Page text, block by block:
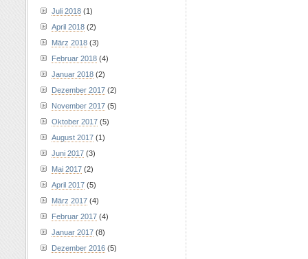
Juli 2018 (1)
April 2018 (2)
März 2018 (3)
Februar 2018 (4)
Januar 2018 (2)
Dezember 2017 (2)
November 2017 (5)
Oktober 2017 (5)
August 2017 (1)
Juni 2017 (3)
Mai 2017 (2)
April 2017 (5)
März 2017 (4)
Februar 2017 (4)
Januar 2017 (8)
Dezember 2016 (5)